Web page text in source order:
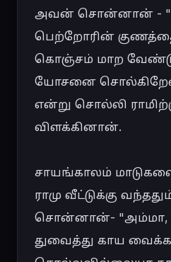
அவன் சொன்னான் -
பெற்றோரின்
கொஞ்சம் மாற
யோசனை
என்று சொல்லி
விளக்கினான்.
சாயங்காலம்
ராமு வீட்டுக்கு
சொன்னான்- "அம்மா,
துவைத்து காய வைக்க